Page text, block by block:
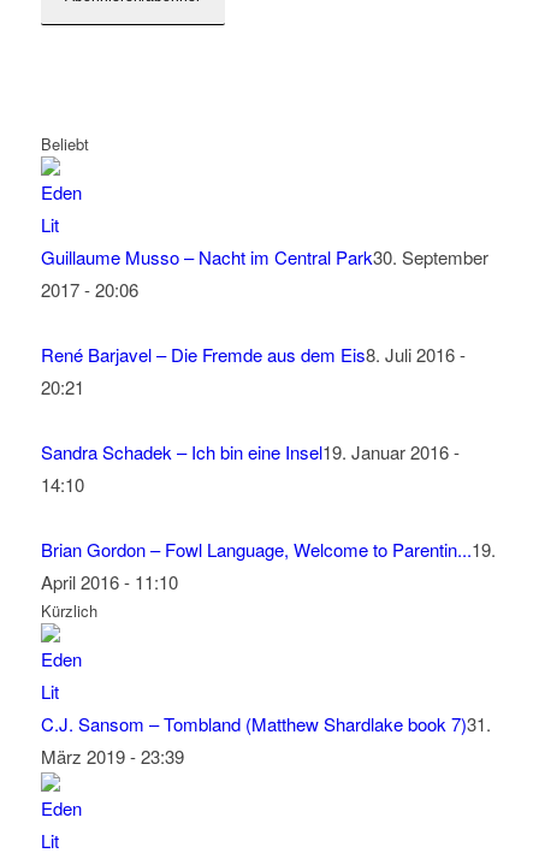
Beliebt
Guillaume Musso – Nacht im Central Park30. September
2017 - 20:06
René Barjavel – Die Fremde aus dem Eis8. Juli 2016 -
20:21
Sandra Schadek – Ich bin eine Insel19. Januar 2016 -
14:10
Brian Gordon – Fowl Language, Welcome to Parentin...19.
April 2016 - 11:10
Kürzlich
C.J. Sansom – Tombland (Matthew Shardlake book 7)31.
März 2019 - 23:39